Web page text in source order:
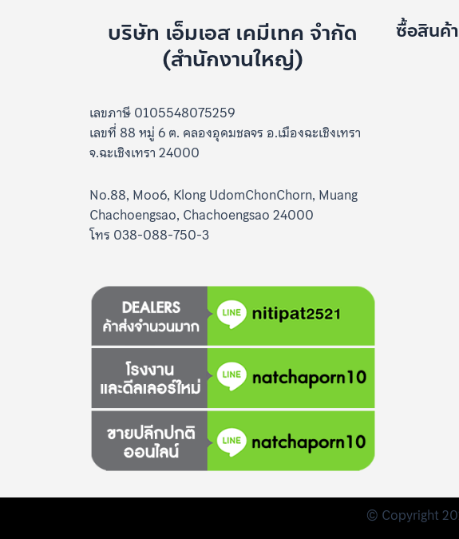
บริษัท เอ็มเอส เคมีเทค จำกัด
(สำนักงานใหญ่)
เลขภาษี 0105548075259
เลขที่ 88 หมู่ 6 ต. คลองอุดมชลจร อ.เมืองฉะเชิงเทรา
จ.ฉะเชิงเทรา 24000
No.88, Moo6, Klong UdomChonChorn, Muang
Chachoengsao, Chachoengsao 24000
โทร 038-088-750-3
ซื้อสินค้
© Copyright